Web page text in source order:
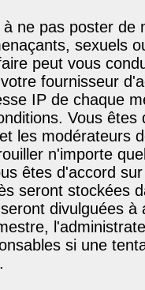
ne pas poster de
sexuels
peut vous
fournisseur
IP de chaque
Vous
les modérateurs
n'importe
êtes d'accord
seront stockées
divulguées
si une